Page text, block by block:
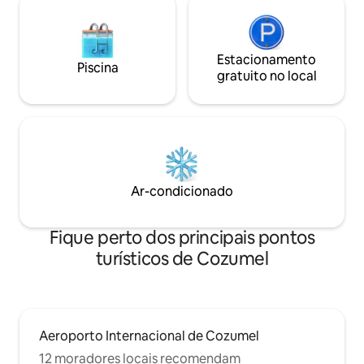
Piscina
Estacionamento
gratuito no local
Ar-condicionado
Fique perto dos principais pontos
turísticos de Cozumel
Aeroporto Internacional de Cozumel
12 moradores locais recomendam